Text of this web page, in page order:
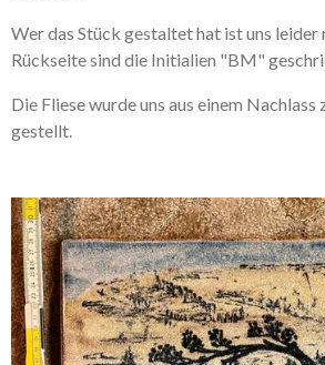
Wer das Stück gestaltet hat ist uns
Rückseite sind die Initialien "BM"
Die Fliese wurde uns aus einem Nachlass
gestellt.